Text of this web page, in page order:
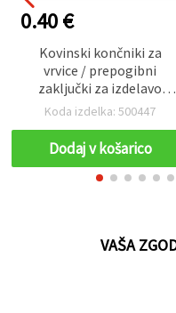
0.40 €
Kovinski končniki za
vrvice / prepogibni
zaključki za izdelavo
nakita, 5 x 9 mm, barva
kosov
Koda izdelka: 500447
Dodaj v košarico
VAŠA